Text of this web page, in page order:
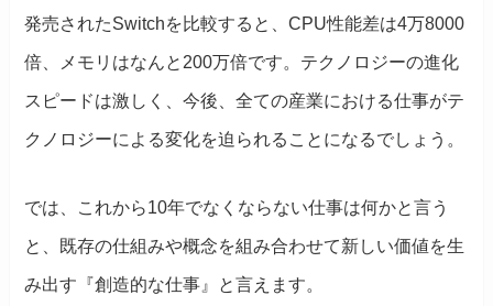
発売されたSwitchを比較すると、CPU性能差は4万8000
倍、メモリはなんと200万倍です。テクノロジーの進化
スピードは激しく、今後、全ての産業における仕事がテ
クノロジーによる変化を迫られることになるでしょう。
では、これから10年でなくならない仕事は何かと言う
と、既存の仕組みや概念を組み合わせて新しい価値を生
み出す『創造的な仕事』と言えます。